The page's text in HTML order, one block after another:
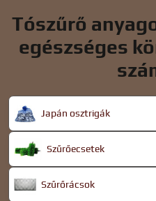
Tószűrő
egészséges
Japán osztrigák
Szűrőecsetek
Szűrőrácsok